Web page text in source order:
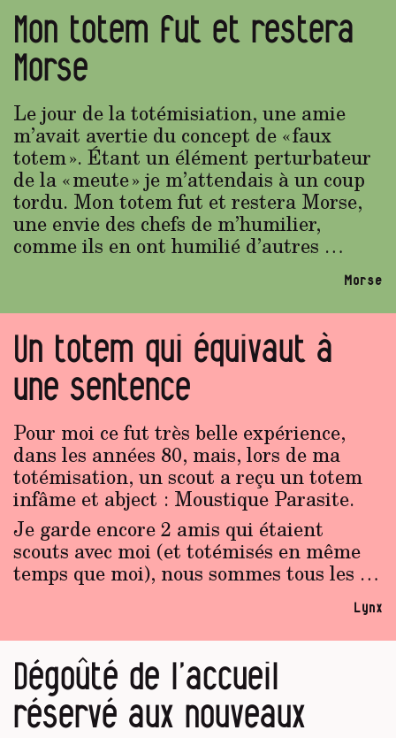
Mon totem fut et restera
Morse
Le jour de la totémisiation, une amie
m’avait avertie du concept de « faux
totem ». Étant un élément perturbateur
de la « meute » je m’attendais à un coup
tordu. Mon totem fut et restera Morse,
une envie des chefs de m’humilier,
comme ils en ont humilié d’autres …
Morse
Un totem qui équivaut à
une sentence
Pour moi ce fut très belle expérience,
dans les années 80, mais, lors de ma
totémisation, un scout a reçu un totem
infâme et abject : Moustique Parasite.
Je garde encore 2 amis qui étaient
scouts avec moi (et totémisés en même
temps que moi), nous sommes tous les …
Lynx
Dégoûté de l’accueil
réservé aux nouveaux